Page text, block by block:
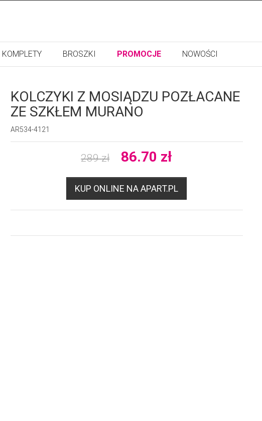
KOMPLETY BROSZKI PROMOCJE NOWOŚCI
KOLCZYKI Z MOSIĄDZU POZŁACANE
ZE SZKŁEM MURANO
AR534-4121
289 zł 86.70 zł
KUP ONLINE NA APART.PL